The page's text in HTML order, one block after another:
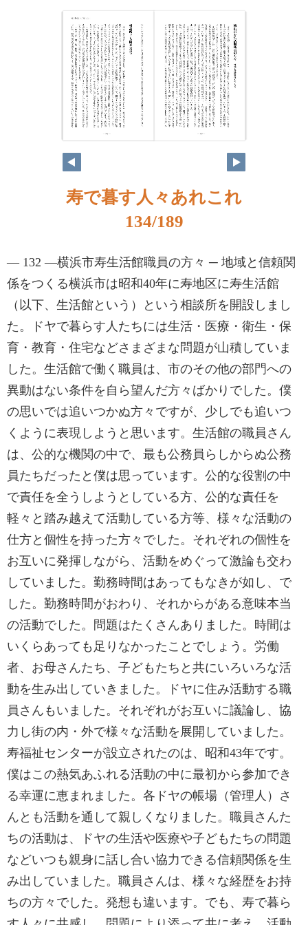
寿で暮す人々あれこれ
134/189
— 132 —横浜市寿生活館職員の方々 ─ 地域と信頼関
係をつくる横浜市は昭和40年に寿地区に寿生活館
（以下、生活館という）という相談所を開設しまし
た。ドヤで暮らす人たちには生活・医療・衛生・保
育・教育・住宅などさまざまな問題が山積していま
した。生活館で働く職員は、市のその他の部門への
異動はない条件を自ら望んだ方々ばかりでした。僕
の思いでは追いつかぬ方々ですが、少しでも追いつ
くように表現しようと思います。生活館の職員さん
は、公的な機関の中で、最も公務員らしからぬ公務
員たちだったと僕は思っています。公的な役割の中
で責任を全うしようとしている方、公的な責任を
軽々と踏み越えて活動している方等、様々な活動の
仕方と個性を持った方々でした。それぞれの個性を
お互いに発揮しながら、活動をめぐって激論も交わ
していました。勤務時間はあってもなきが如し、で
した。勤務時間がおわり、それからがある意味本当
の活動でした。問題はたくさんありました。時間は
いくらあっても足りなかったことでしょう。労働
者、お母さんたち、子どもたちと共にいろいろな活
動を生み出していきました。ドヤに住み活動する職
員さんもいました。それぞれがお互いに議論し、協
力し街の内・外で様々な活動を展開していました。
寿福祉センターが設立されたのは、昭和43年です。
僕はこの熱気あふれる活動の中に最初から参加でき
る幸運に恵まれました。各ドヤの帳場（管理人）さ
んとも活動を通して親しくなりました。職員さんた
ちの活動は、ドヤの生活や医療や子どもたちの問題
などいつも親身に話し合い協力できる信頼関係を生
み出していました。職員さんは、様々な経歴をお持
ちの方々でした。発想も違います。でも、寿で暮ら